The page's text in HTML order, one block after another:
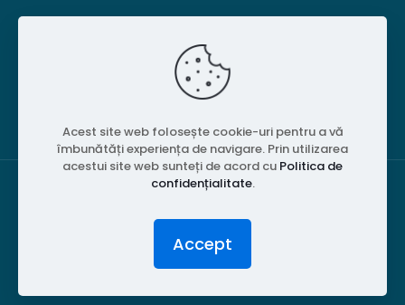
Crișcior, Hunedoara
Website realizat deMGT Studios
Acest site web folosește cookie-uri pentru a vă
îmbunătăți experiența de navigare. Prin utilizarea
acestui site web sunteți de acord cu Politica de
confidențialitate.
Accept